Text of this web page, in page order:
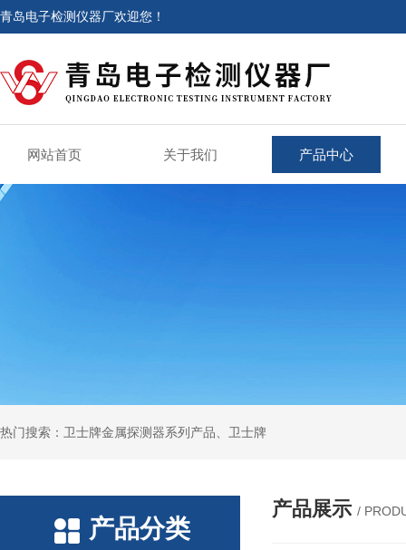
青岛电子检测仪器厂欢迎您！
网站首页 关于我们 产品中心
热门搜索：卫士牌金属探测器系列产品、卫士牌
产品分类
产品展示 /